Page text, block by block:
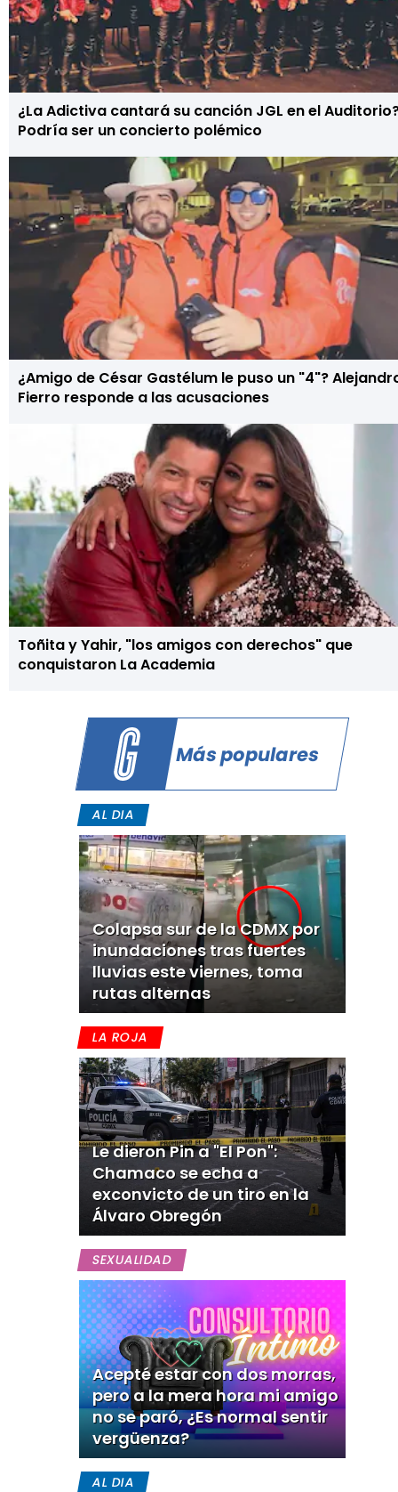
¿La Adictiva cantará su canción JGL en el
Podría ser un concierto polémico
¿Amigo de César Gastélum le puso un "4"?
Fierro responde a las acusaciones
Toñita y Yahir, "los amigos con derechos" que
conquistaron La Academia
Más populares
AL DIA
Colapsa sur de la CDMX por
inundaciones tras fuertes
lluvias este viernes, toma
rutas alternas
LA ROJA
Le dieron Pin a "El Pon":
Chamaco se echa a
exconvicto de un tiro en la
Álvaro Obregón
SEXUALIDAD
Acepté estar con dos morras,
pero a la mera hora mi amigo
no se paró, ¿Es normal sentir
vergüenza?
AL DIA